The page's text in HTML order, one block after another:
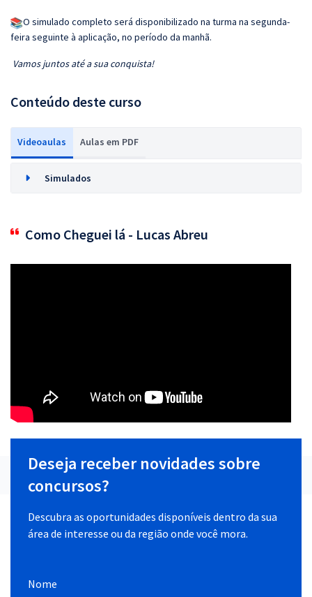
O simulado completo será disponibilizado na turma na segunda-
feira seguinte à aplicação, no período da manhã.
Vamos juntos até a sua conquista!
Conteúdo deste curso
Videoaulas Aulas em PDF
Simulados
Como Cheguei lá - Lucas Abreu
Deseja receber novidades sobre
concursos?
Descubra as oportunidades disponíveis dentro da sua
área de interesse ou da região onde você mora.
Nome